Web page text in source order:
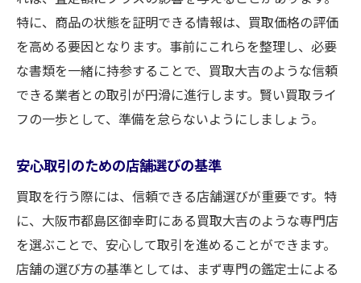
特に、商品の状態を証明できる情報は、買取価格の評価
を高める要因となります。事前にこれらを整理し、必要
な書類を一緒に持参することで、買取大吉のような信頼
できる業者との取引が円滑に進行します。賢い買取ライ
フの一歩として、準備を怠らないようにしましょう。
安心取引のための店舗選びの基準
買取を行う際には、信頼できる店舗選びが重要です。特
に、大阪市都島区御幸町にある買取大吉のような専門店
を選ぶことで、安心して取引を進めることができます。
店舗の選び方の基準としては、まず専門の鑑定士による